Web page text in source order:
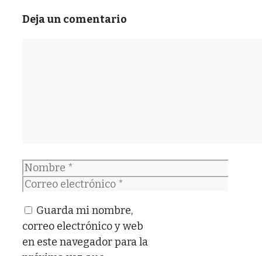
Deja un comentario
Nombre
Correo
Guarda mi nombre,
correo electrónico y web
en este navegador para la